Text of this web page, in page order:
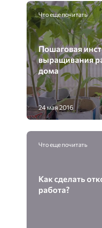
Что еще почитать
Пошаговая
выращивания
дома
24 мая 2016
Что еще почитать
Как сделать
работа?